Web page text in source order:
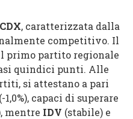
CDX, caratterizzata dalla
competitivo. Il
primo partito regionale
quindici punti. Alle
si attestano a pari
(-1,0%), capaci di superare
mentre IDV (stabile) e